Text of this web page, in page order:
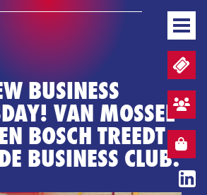
FAN ZONE SIGN UP
WEBSHOP
BUSINESS
VAN MOSSEL
BOSCH TREEDT
BUSINESS CLUB.